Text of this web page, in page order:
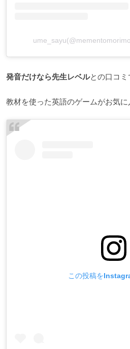
発音だけなら先生レベルとの口コミ
教材を使った英語のゲームがお気に
この投稿を